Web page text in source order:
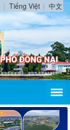
Tiếng Việt 中文